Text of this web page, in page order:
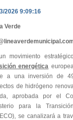
2026 9:09:16
Verde
movimiento
energética
a una inversión de
de hidrógeno
aprobada por el
para la
se canalizará a